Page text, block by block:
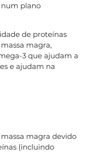
plano
de proteínas
magra,
3 que ajudam a
e ajudam na
magra devido
(incluindo